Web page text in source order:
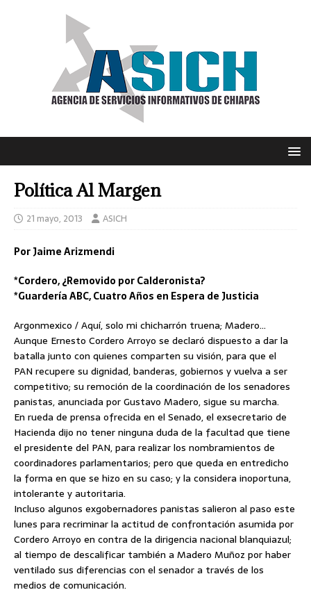
Política Al Margen
21 mayo, 2013 ASICH
Por Jaime Arizmendi
*Cordero, ¿Removido por Calderonista?
*Guardería ABC, Cuatro Años en Espera de Justicia
Argonmexico / Aquí, solo mi chicharrón truena; Madero…
Aunque Ernesto Cordero Arroyo se declaró dispuesto a dar la
batalla junto con quienes comparten su visión, para que el
PAN recupere su dignidad, banderas, gobiernos y vuelva a ser
competitivo; su remoción de la coordinación de los senadores
panistas, anunciada por Gustavo Madero, sigue su marcha.
En rueda de prensa ofrecida en el Senado, el exsecretario de
Hacienda dijo no tener ninguna duda de la facultad que tiene
el presidente del PAN, para realizar los nombramientos de
coordinadores parlamentarios; pero que queda en entredicho
la forma en que se hizo en su caso; y la considera inoportuna,
intolerante y autoritaria.
Incluso algunos exgobernadores panistas salieron al paso este
lunes para recriminar la actitud de confrontación asumida por
Cordero Arroyo en contra de la dirigencia nacional blanquiazul;
al tiempo de descalificar también a Madero Muñoz por haber
ventilado sus diferencias con el senador a través de los
medios de comunicación.